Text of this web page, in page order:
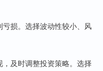
损。选择波动性较小、风
及时调整投资策略。选择